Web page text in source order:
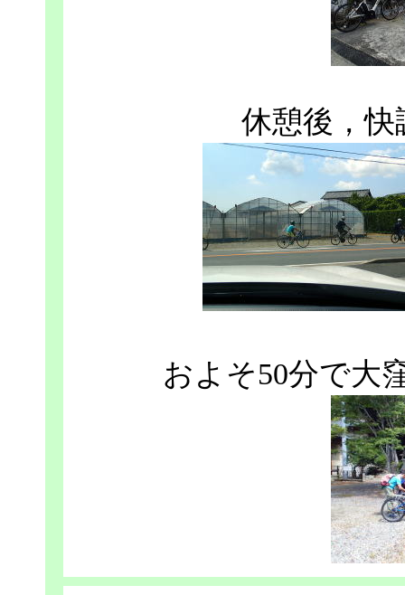
休憩後，
およそ50分で大